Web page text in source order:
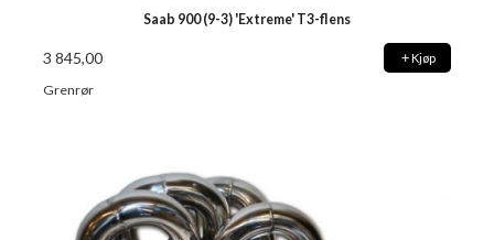
Saab 900 (9-3) 'Extreme' T3-flens
3 845,00 Kjøp
Grenrør